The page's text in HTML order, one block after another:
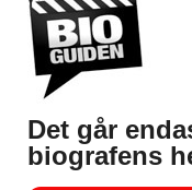
Det går
biografens